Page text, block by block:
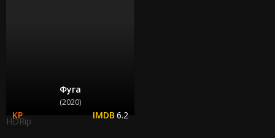
Фуга
(2020)
6.2
HDRip